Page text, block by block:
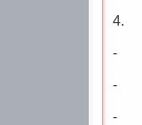
4.
-
-
-